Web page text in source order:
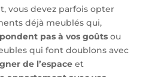
vous devez parfois opter
déjà meublés qui,
pas à vos goûtsou
qui font doublons avec
de l’espaceet